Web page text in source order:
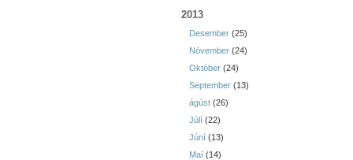
2013
Desember (25)
Nóvember (24)
Október (24)
September (13)
ágúst (26)
Júlí (22)
Júní (13)
Maí (14)